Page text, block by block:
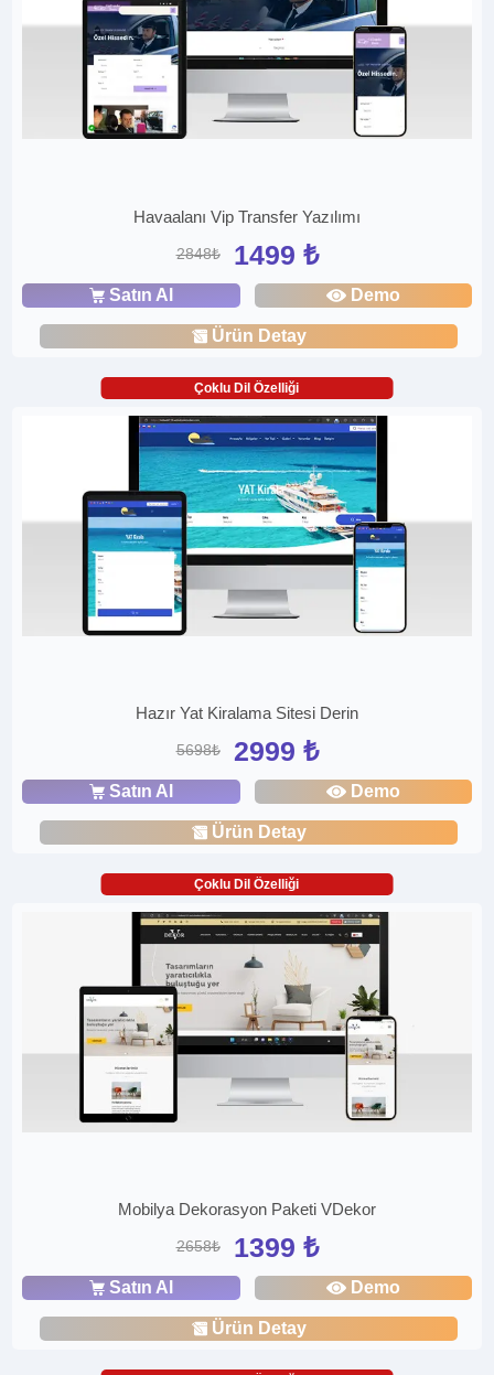
Havaalanı Vip Transfer Yazılımı
2848₺ 1499 ₺
Satın Al Demo
Ürün Detay
Çoklu Dil Özelliği
Hazır Yat Kiralama Sitesi Derin
5698₺ 2999 ₺
Satın Al Demo
Ürün Detay
Çoklu Dil Özelliği
Mobilya Dekorasyon Paketi VDekor
2658₺ 1399 ₺
Satın Al Demo
Ürün Detay